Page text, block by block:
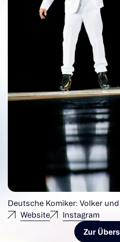
Deutsche Komiker: Volker
Website
Instagram
Zur